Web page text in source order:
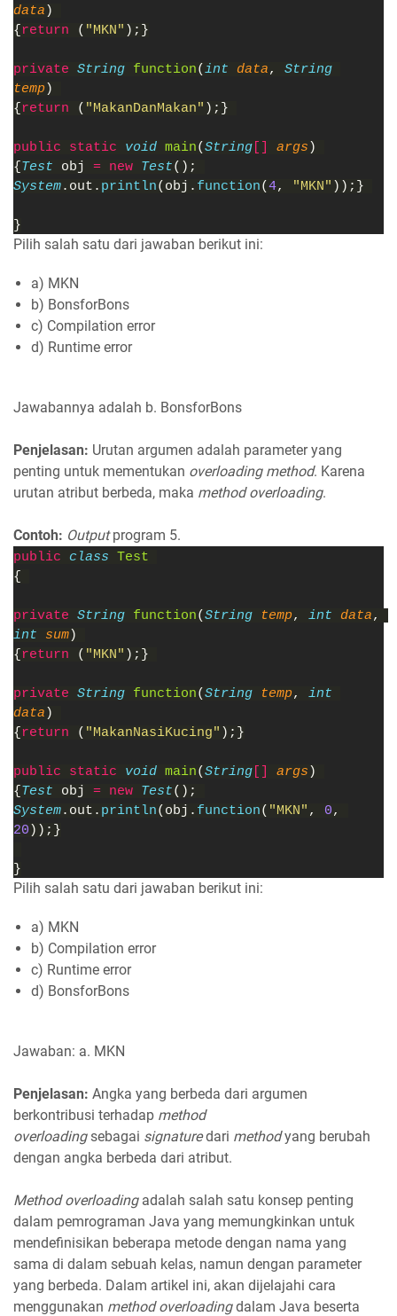
data)
{return ( "MKN" );}
private String function(int data,
temp)
{return ( "MakanDanMakan" );}
public static void main(String [] args)
{Test obj = new Test();
System.out. println(obj. function(4, "MKN" ));}
}
Pilih salah satu dari jawaban berikut ini:
a) MKN
b) BonsforBons
c) Compilation error
d) Runtime error
Jawabannya adalah b. BonsforBons
Penjelasan: Urutan argumen adalah parameter yang
penting untuk mementukan overloading method. Karena
urutan atribut berbeda, maka method overloading.
Contoh: Outputprogram 5.
public class Test
{
private String function(String temp, int data
int sum)
{return ( "MKN" );}
private String function(String temp,
data)
{return ( "MakanNasiKucing" );}
public static void main(String [] args)
{Test obj = new Test();
System.out. println(obj. function( "MKN" , 0
20));}
}
Pilih salah satu dari jawaban berikut ini:
a) MKN
b) Compilation error
c) Runtime error
d) BonsforBons
Jawaban: a. MKN
Penjelasan: Angka yang berbeda dari argumen
berkontribusi terhadap method
overloadingsebagai signaturedari methodyang berubah
dengan angka berbeda dari atribut.
Method overloadingadalah salah satu konsep penting
dalam pemrograman Java yang memungkinkan untuk
mendefinisikan beberapa metode dengan nama yang
sama di dalam sebuah kelas, namun dengan parameter
yang berbeda. Dalam artikel ini, akan dijelajahi cara
menggunakan method overloadingdalam Java beserta